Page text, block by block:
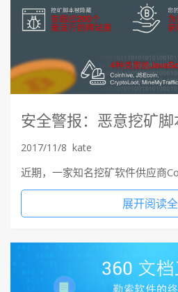
安全警报：恶意挖矿
2017/11/8 kate
近期，一家知名挖矿软件供应商
展开阅读